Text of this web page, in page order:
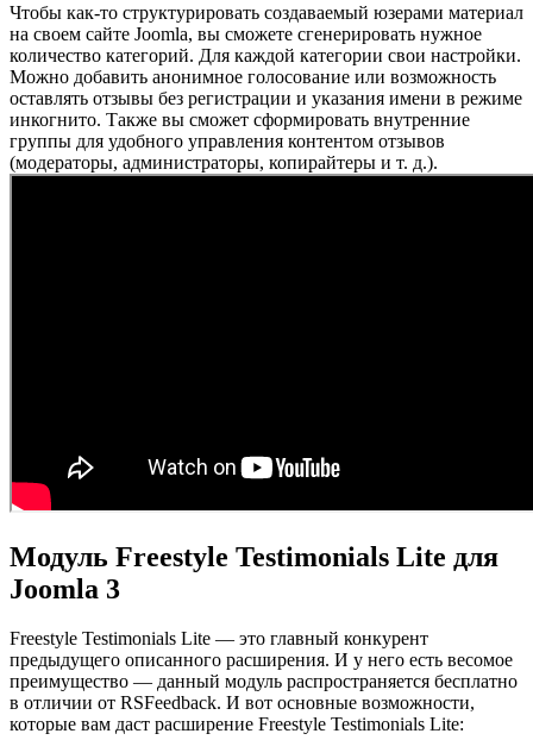
Чтобы как-то структурировать создаваемый юзерами материал
на своем сайте Joomla, вы сможете сгенерировать нужное
количество категорий. Для каждой категории свои настройки.
Можно добавить анонимное голосование или возможность
оставлять отзывы без регистрации и указания имени в режиме
инкогнито. Также вы сможет сформировать внутренние
группы для удобного управления контентом отзывов
(модераторы, администраторы, копирайтеры и т. д.).
Модуль Freestyle Testimonials Lite для
Joomla 3
Freestyle Testimonials Lite — это главный конкурент
предыдущего описанного расширения. И у него есть весомое
преимущество — данный модуль распространяется бесплатно
в отличии от RSFeedback. И вот основные возможности,
которые вам даст расширение Freestyle Testimonials Lite: